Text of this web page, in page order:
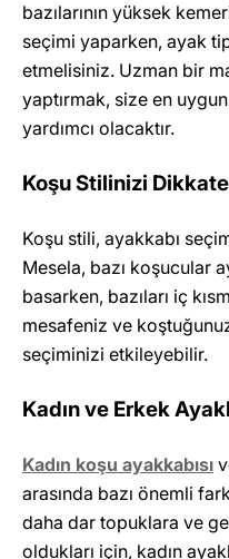
bazılarının yüksek
seçimi yaparken, ayak
etmelisiniz. Uzman bir
yaptırmak, size en uygun
yardımcı olacaktır.
Koşu Stilinizi Dikkate
Koşu stili, ayakkabı
Mesela, bazı koşucular
basarken, bazıları iç
mesafeniz ve
seçiminizi etkileyebilir.
Kadın ve Erkek
Kadın koşu ayakkabısı
arasında bazı önemli
daha dar topuklara ve
oldukları için, kadın